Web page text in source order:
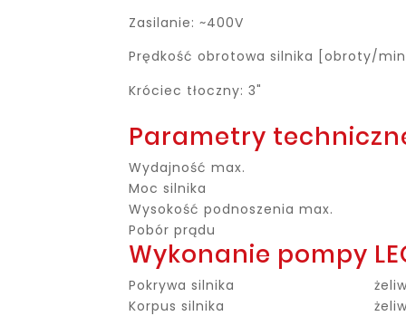
Zasilanie: ~400V
Prędkość obrotowa silnika [obroty/
Króciec tłoczny: 3"
Parametry
Wydajność max.
Moc silnika
Wysokość podnoszenia max.
Pobór prądu
Wykonanie pompy
Pokrywa silnika
Korpus silnika